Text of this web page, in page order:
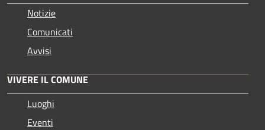
Notizie
Comunicati
Avvisi
VIVERE IL COMUNE
Luoghi
Eventi